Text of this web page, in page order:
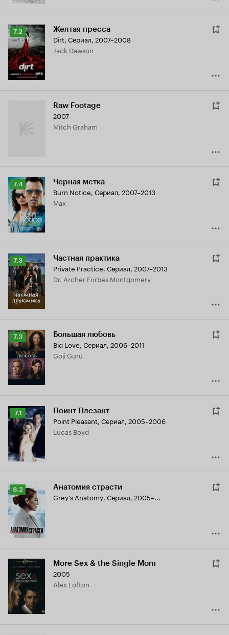
Рейтинг
Кинопоиска
7.2
7.2 Желтая пресса
Dirt, Сериал, 2007–2008
Jack Dawson
Raw Footage
2007
Mitch Graham
Рейтинг
Кинопоиска
7.4
7.4 Черная метка
Burn Notice, Сериал, 2007–2013
Max
Рейтинг
Кинопоиска
7.3
7.3 Частная практика
Private Practice, Сериал, 2007–2013
Dr. Archer Forbes Montgomery
Рейтинг
Кинопоиска
7.3
7.3 Большая любовь
Big Love, Сериал, 2006–2011
Goji Guru
Рейтинг
Кинопоиска
7.1 Поинт Плезант
Point Pleasant, Сериал, 2005–2006
Lucas Boyd
Рейтинг
Кинопоиска
8.2
8.2 Анатомия страсти
Grey's Anatomy, Сериал, 2005–...
More Sex & the Single Mom
2005
Alex Lofton